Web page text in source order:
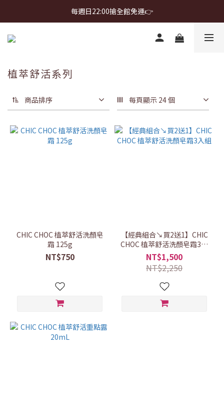
首購免運 $499 起 ＋ 加 LINE 領 $300 折價券 ➤
每週日22:00搶全館免運👉
首購免運 $499 起 ＋ 加 LINE 領 $300 折價券 ➤
植萃舒活系列
商品排序 每頁顯示 24 個
CHIC CHOC 植萃舒活洗顏皂
霜 125g
NT$750
【經典組合↘買2送1】CHIC
CHOC 植萃舒活洗顏皂霜3入
組
NT$1,500
NT$2,250